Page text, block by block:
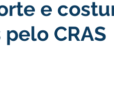
Campanhas Datas
e
CRAS